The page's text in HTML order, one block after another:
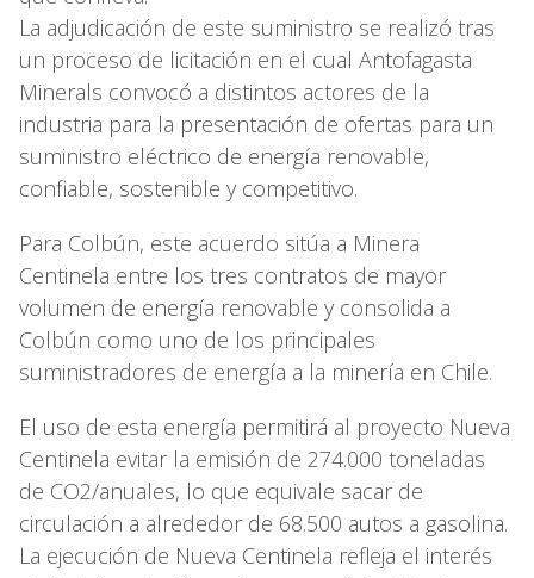
La adjudicación de este suministro se realizó tras
un proceso de licitación en el cual Antofagasta
Minerals convocó a distintos actores de la
industria para la presentación de ofertas para un
suministro eléctrico de energía renovable,
confiable, sostenible y competitivo.
Para Colbún, este acuerdo sitúa a Minera
Centinela entre los tres contratos de mayor
volumen de energía renovable y consolida a
Colbún como uno de los principales
suministradores de energía a la minería en Chile.
El uso de esta energía permitirá al proyecto Nueva
Centinela evitar la emisión de 274.000 toneladas
de CO2/anuales, lo que equivale sacar de
circulación a alrededor de 68.500 autos a gasolina.
La ejecución de Nueva Centinela refleja el interés